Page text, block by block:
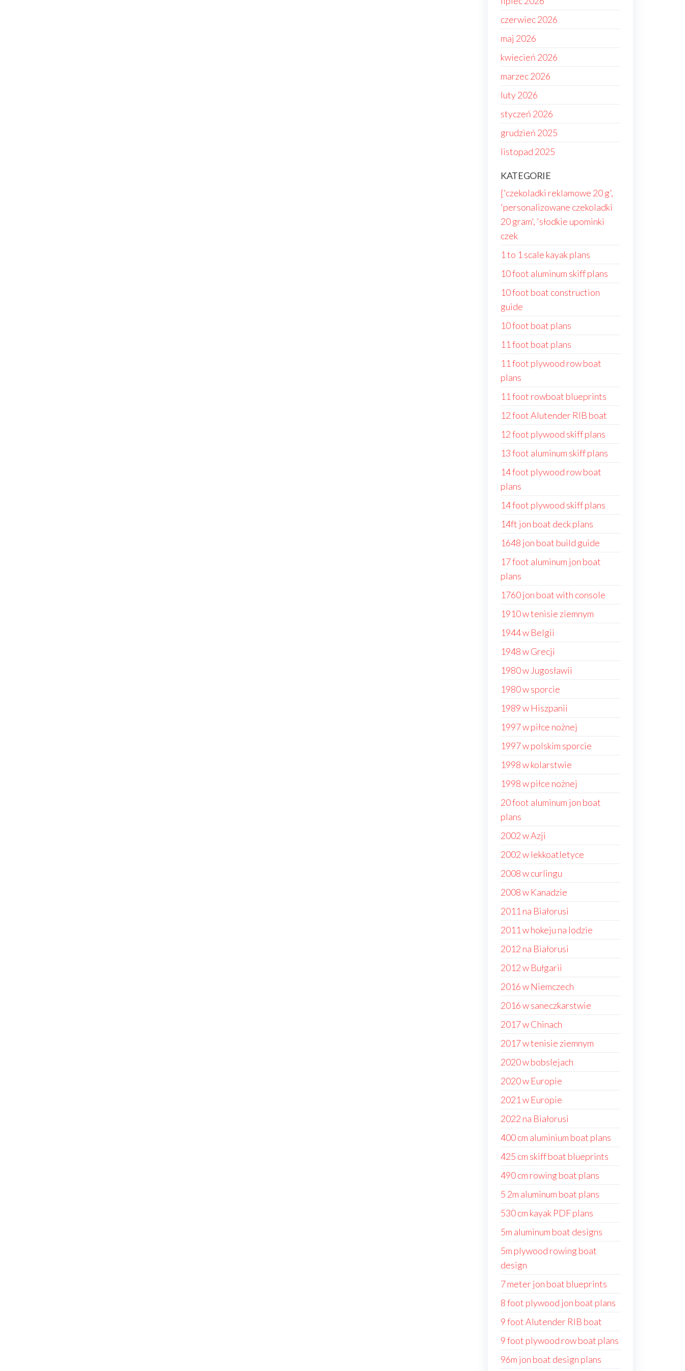
czerwiec 2026
maj 2026
kwiecień 2026
marzec 2026
luty 2026
styczeń 2026
grudzień 2025
listopad 2025
KATEGORIE
['czekoladki reklamowe 20 g',
'personalizowane czekoladki
20 gram', 'słodkie upominki
czek
1 to 1 scale kayak plans
10 foot aluminum skiff plans
10 foot boat construction
guide
10 foot boat plans
11 foot boat plans
11 foot plywood row boat
plans
11 foot rowboat blueprints
12 foot Alutender RIB boat
12 foot plywood skiff plans
13 foot aluminum skiff plans
14 foot plywood row boat
plans
14 foot plywood skiff plans
14ft jon boat deck plans
1648 jon boat build guide
17 foot aluminum jon boat
plans
1760 jon boat with console
1910 w tenisie ziemnym
1944 w Belgii
1948 w Grecji
1980 w Jugosławii
1980 w sporcie
1989 w Hiszpanii
1997 w piłce nożnej
1997 w polskim sporcie
1998 w kolarstwie
1998 w piłce nożnej
20 foot aluminum jon boat
plans
2002 w Azji
2002 w lekkoatletyce
2008 w curlingu
2008 w Kanadzie
2011 na Białorusi
2011 w hokeju na lodzie
2012 na Białorusi
2012 w Bułgarii
2016 w Niemczech
2016 w saneczkarstwie
2017 w Chinach
2017 w tenisie ziemnym
2020 w bobslejach
2020 w Europie
2021 w Europie
2022 na Białorusi
400 cm aluminium boat plans
425 cm skiff boat blueprints
490 cm rowing boat plans
5 2m aluminum boat plans
530 cm kayak PDF plans
5m aluminum boat designs
5m plywood rowing boat
design
7 meter jon boat blueprints
8 foot plywood jon boat plans
9 foot Alutender RIB boat
9 foot plywood row boat plans
96m jon boat design plans